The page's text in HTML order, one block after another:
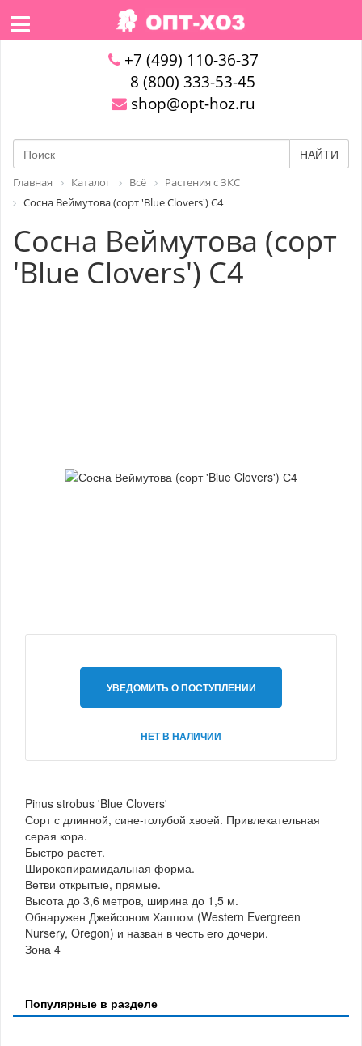
+7 (499) 110-36-37
8 (800) 333-53-45
shop@opt-hoz.ru
НАЙТИ
Главная Каталог Всё
Растения с ЗКС
Сосна Веймутова (сорт 'Blue Clovers') С4
Сосна Веймутова (сорт
'Blue Clovers') С4
УВЕДОМИТЬ О ПОСТУПЛЕНИИ
НЕТ В НАЛИЧИИ
Pinus strobus 'Blue Clovers'
Сорт с длинной, сине-голубой хвоей. Привлекательная
серая кора.
Быстро растет.
Широкопирамидальная форма.
Ветви открытые, прямые.
Высота до 3,6 метров, ширина до 1,5 м.
Обнаружен Джейсоном Хаппом (Western Evergreen
Nursery, Oregon) и назван в честь его дочери.
Зона 4
Популярные в разделе